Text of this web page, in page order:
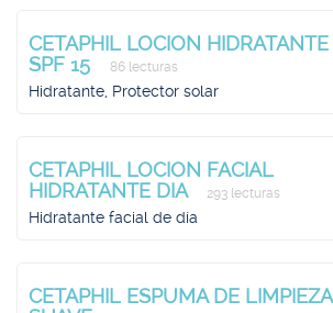
CETAPHIL LOCION HIDRATANTE
SPF 15
86 lecturas
Hidratante, Protector solar
CETAPHIL LOCION FACIAL
HIDRATANTE DIA
293 lecturas
Hidratante facial de día
CETAPHIL ESPUMA DE LIMPIEZA